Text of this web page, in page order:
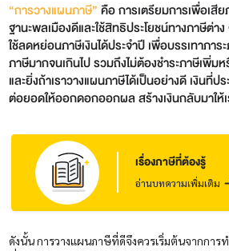
“การวางแผนภาษี” คือ การเตรียมการเพื่อเสี
ฐานะพลเมืองดีและใช้สิทธิประโยชน์ทางภาษีต่า
ใช้ลดหย่อนภาษีเงินได้ประจำปี เพื่อบรรเทาภาร
ภาษีมากจนเกินไป รวมถึงไม่ต้องชำระภาษีเพิ่มห
และยิ่งถ้าเราวางแผนภาษีได้เป็นอย่างดี เงินที่ป
ต่อยอดให้ออกดอกออกผล สร้างเงินกลับมาให้
เรื่องภาษีที่ต้องรู้
อ่านบทความเพิ่มเติม
ดังนั้น การวางแผนภาษีที่ดีจึงควรเริ่มต้นจากการท